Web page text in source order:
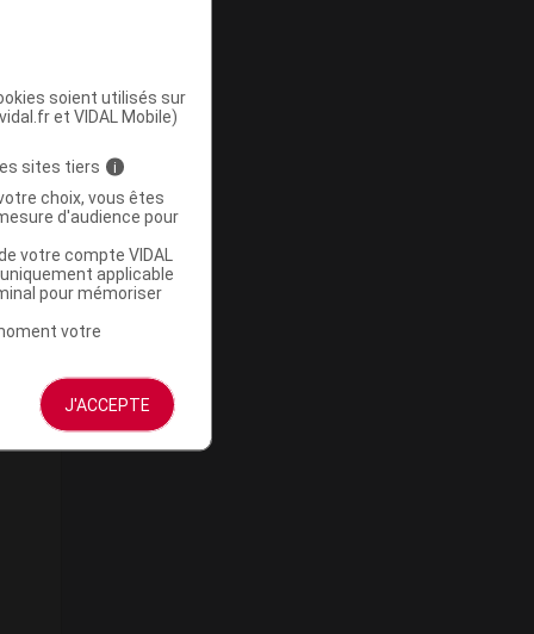
soient utilisés sur
et VIDAL Mobile)
sites tiers i
choix, vous êtes
d'audience pour
votre compte VIDAL
applicable
pour mémoriser
votre
J'ACCEPTE